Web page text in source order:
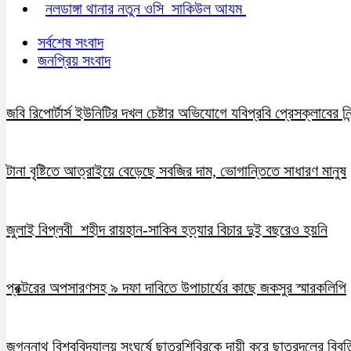
নলডাঙ্গা থানার নতুন ওসি সাকিউল আযম
সর্বশেষ সংবাদ
জনপ্রিয় সংবাদ
জবি রিপোর্টার্স ইউনিটির দখল চেষ্টার অভিযোগে যবিপ্রবি প্রেসক্লাবের
টানা বৃষ্টিতে আত্রাইয়ে বেড়েছে সবজির দাম, ভোগান্তিতে সাধারণ মানুষ
জুলাই বিপ্লবী শহীদ রায়হান-সাকিব হত্যার বিচার দুই বছরেও হয়নি
প্রক্টরের অপসারণসহ ৯ দফা দাবিতে উপাচার্যের কাছে জকসুর স্মারকলিপি
জগন্নাথ বিশ্ববিদ্যালয় সংঘর্ষে ছাত্রশিবিরকে দায়ী করে ছাত্রদলের